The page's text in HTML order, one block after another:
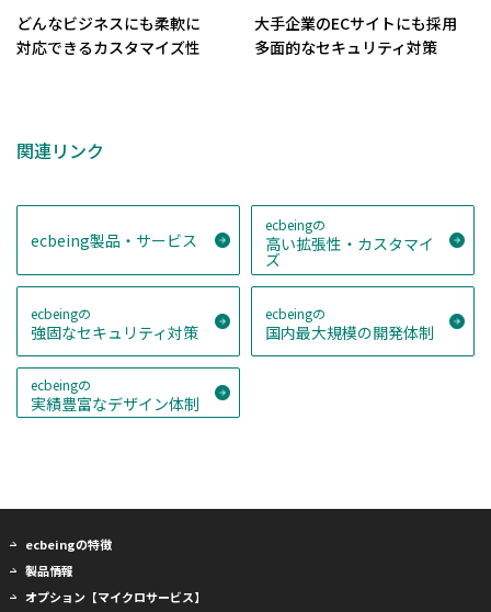
どんなビジネスにも柔軟に
対応できるカスタマイズ性
大手企業のECサイトにも採用
多面的なセキュリティ対策
関連リンク
ecbeing製品・サービス
ecbeingの
高い拡張性・カスタマイ
ズ
ecbeingの
強固なセキュリティ対策
ecbeingの
国内最大規模の開発体制
ecbeingの
実績豊富なデザイン体制
ecbeingの特徴
製品情報
オプション【マイクロサービス】